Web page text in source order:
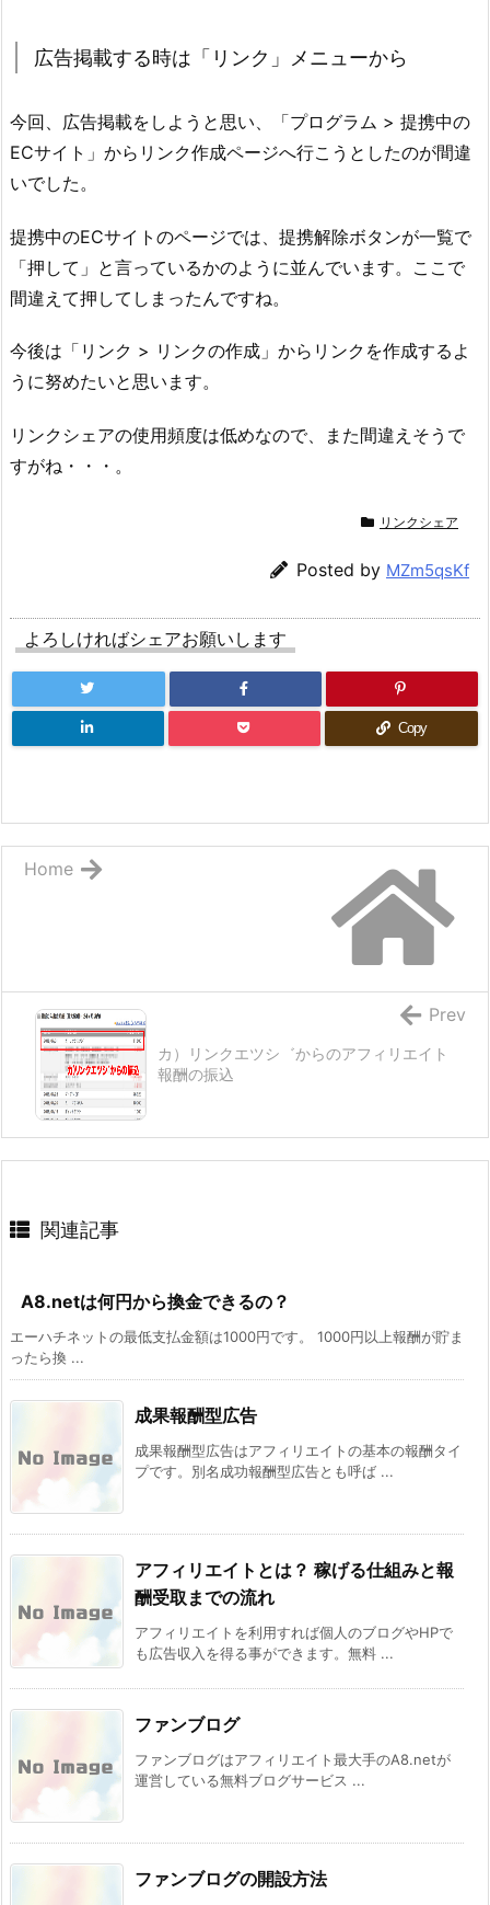
広告掲載する時は「リンク」メニューから
今回、広告掲載をしようと思い、「プログラム > 提携中の
ECサイト」からリンク作成ページへ行こうとしたのが間違
いでした。
提携中のECサイトのページでは、提携解除ボタンが一覧で
「押して」と言っているかのように並んでいます。ここで
間違えて押してしまったんですね。
今後は「リンク > リンクの作成」からリンクを作成するよ
うに努めたいと思います。
リンクシェアの使用頻度は低めなので、また間違えそうで
すがね・・・。
リンクシェア
Posted by MZm5qsKf
よろしければシェアお願いします
Copy
Home
カ）リンクエツシ゛からのアフィリエイト
報酬の振込
Prev
関連記事
A8.netは何円から換金できるの？
エーハチネットの最低支払金額は1000円です。 1000円以上報酬が貯ま
ったら換 ...
成果報酬型広告
成果報酬型広告はアフィリエイトの基本の報酬タイ
プです。別名成功報酬型広告とも呼ば ...
アフィリエイトとは？ 稼げる仕組みと報
酬受取までの流れ
アフィリエイトを利用すれば個人のブログやHPで
も広告収入を得る事ができます。無料 ...
ファンブログ
ファンブログはアフィリエイト最大手のA8.netが
運営している無料ブログサービス ...
ファンブログの開設方法